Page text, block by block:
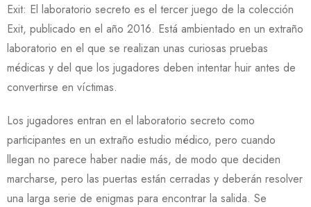
Exit: El laboratorio secreto es el tercer juego de la colección
Exit, publicado en el año 2016. Está ambientado en un extraño
laboratorio en el que se realizan unas curiosas pruebas
médicas y del que los jugadores deben intentar huir antes de
convertirse en víctimas.
Los jugadores entran en el laboratorio secreto como
participantes en un extraño estudio médico, pero cuando
llegan no parece haber nadie más, de modo que deciden
marcharse, pero las puertas están cerradas y deberán resolver
una larga serie de enigmas para encontrar la salida. Se